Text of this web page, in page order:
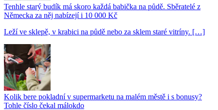
Tenhle starý budík má skoro každá babička na půdě. Sběratelé z
Německa za něj nabízejí i 10 000 Kč
Leží ve sklepě, v krabici na půdě nebo za sklem staré vitríny. […]
Kolik bere pokladní v supermarketu na malém městě i s bonusy?
Tohle číslo čekal málokdo